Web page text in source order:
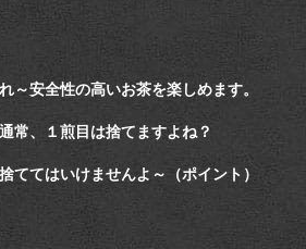
～安全性の高いお茶を楽しめます。
常、１煎目は捨てますよね？
ててはいけませんよ～（ポイント）